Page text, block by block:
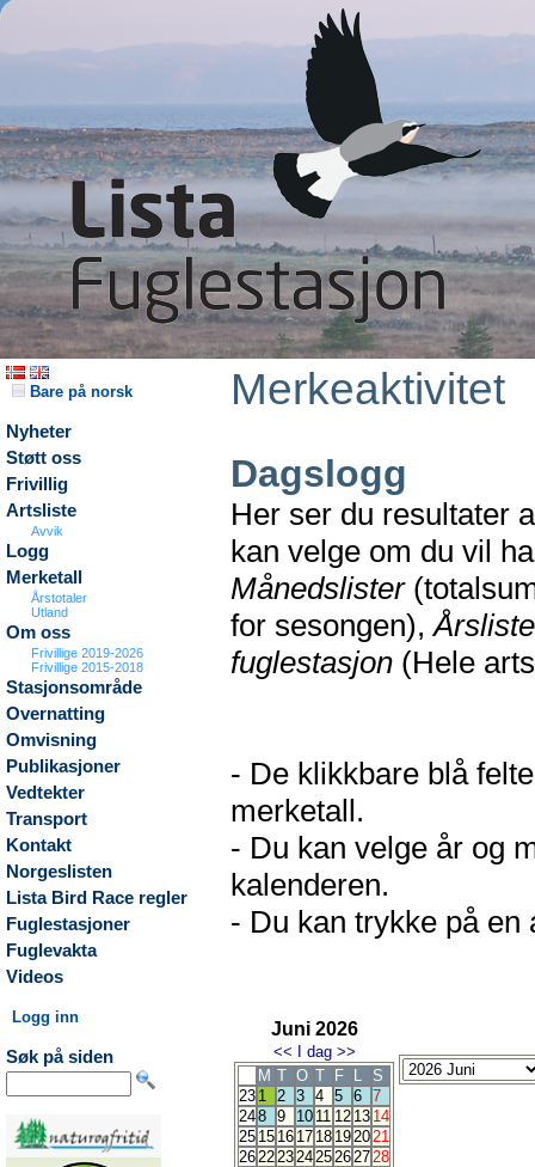
Bare på norsk
Nyheter
Støtt oss
Frivillig
Artsliste
Avvik
Logg
Merketall
Årstotaler
Utland
Om oss
Frivillige 2019-2026
Frivillige 2015-2018
Stasjonsområde
Overnatting
Omvisning
Publikasjoner
Vedtekter
Transport
Kontakt
Norgeslisten
Lista Bird Race regler
Fuglestasjoner
Fuglevakta
Videos
Logg inn
Søk på siden
Merkeaktivitet
Dagslogg
Her ser du resultater
kan velge om du vil
Månedslister
for sesongen),
fuglestasjon (Hele
- De klikkbare blå
merketall.
- Du kan velge år og
kalenderen.
- Du kan trykke på en
Juni 2026
<< I dag >>
M T O T F L
S
23 1 2 3 4 5 6 7
248 9 10 11 12 13 14
25 15 16 17 18 192021
2622232425262728